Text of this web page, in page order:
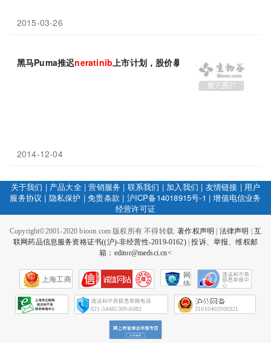
2015-03-26
黑马Puma推迟neratinib上市计划，股价暴跌20%
2014-12-04
关于我们 | 产品大全|营销服务 | 联系我们 | 加入我们 | 友情链接 | 用户
服务协议 | 隐私保护 |免责条款 | 沪ICP备14018915号-1 |增值电信业务
经营许可证
Copyright©2001-2020 bioon.com 版权所有 不得转载.著作权声明 法律声明
互
联网药品信息服务资格证书((沪)-非经营性-2019-0162)|投诉、举报、维权邮
箱：editor@medsci.cn<
上海工商
网
络
会
征
021-54485309-8082 31010402000321